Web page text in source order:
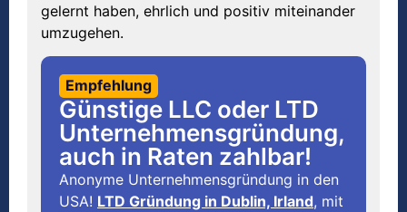
gelernt haben, ehrlich und positiv miteinander
umzugehen.
Empfehlung
Günstige LLC oder LTD
Unternehmensgründung,
auch in Raten zahlbar!
Anonyme Unternehmensgründung in den
USA! LTD Gründung in Dublin, Irland, mit